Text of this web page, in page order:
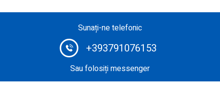
Sunați-ne telefonic
+393791076153
Sau folosiți messenger